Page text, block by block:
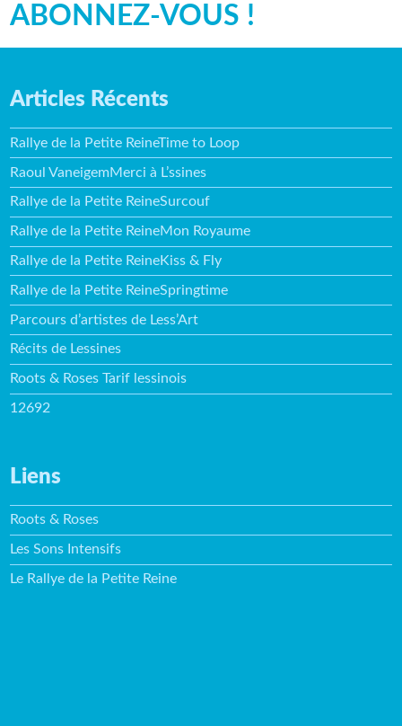
ABONNEZ-VOUS !
Articles Récents
Rallye de la Petite ReineTime to Loop
Raoul VaneigemMerci à L’ssines
Rallye de la Petite ReineSurcouf
Rallye de la Petite ReineMon Royaume
Rallye de la Petite ReineKiss & Fly
Rallye de la Petite ReineSpringtime
Parcours d’artistes de Less’Art
Récits de Lessines
Roots & Roses Tarif lessinois
12692
Liens
Roots & Roses
Les Sons Intensifs
Le Rallye de la Petite Reine